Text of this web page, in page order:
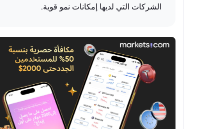
الشركات التي لديها إمكانات نمو قوية.